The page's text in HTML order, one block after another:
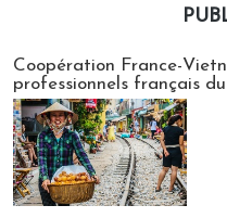
Coopération France-
professionnels français